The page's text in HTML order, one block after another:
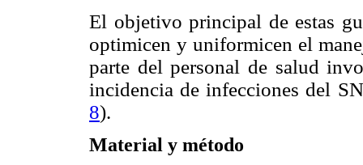
El objetivo principal de estas
optimicen y uniformicen el
parte del personal de salud
incidencia de infecciones del
8).
Material y método